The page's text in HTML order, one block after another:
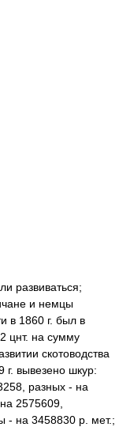
развиваться;
и немцы
в 1860 г. был в
цнт. на сумму
скотоводства
г. вывезено шкур:
разных - на
2575609,
- на 3458830 р. мет.;